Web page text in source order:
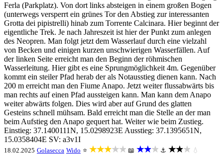
Ferla (Parkplatz). Von dort links absteigen in einem großen Bogen
(unterwegs versperrt ein grünes Tor den Abstieg zur interessanten
Grotta dei pipistrelli) hinab zum Torrente Calcinara. Hier beginnt der
eigentliche Trek. Je nach Jahreszeit ist hier der Punkt zum anlegen
des Neopren. Man folgt jetzt dem Wasserlauf durch eine vielzahl
von Becken und einigen kurzen unschwierigen Wasserfällen. Auf
der linken Seite erreicht man den Beginn der röhmischen
Wasserleitung. Hier gibt es eine Sprungmöglichkeit 4m. Gegenüber
kommt ein steiler Pfad herab der als Notausstieg dienen kann. Nach
200 m erreicht man den Fiume Anapo. Jetzt weiter flussabwärts bis
man rechts auf einen Pfad aussteigen kann. Man kann dem Anapo
weiter abwärts folgen. Dies wird aber auf Grund des glatten
Gesteins schnell mühsam. Bald erreicht man die Stelle an der man
beim Aufstieg den Anapo gequert hat. Weiter wie beim Zustieg.
Einstieg: 37.1400111N, 15.0298923E Ausstieg: 37.1395651N,
15.0358404E SV: a3v1I
18.02.2025 Golasecca Wido ⭐ ★★★★★ 📖 ★★★ ⚓ ★★★ 💧